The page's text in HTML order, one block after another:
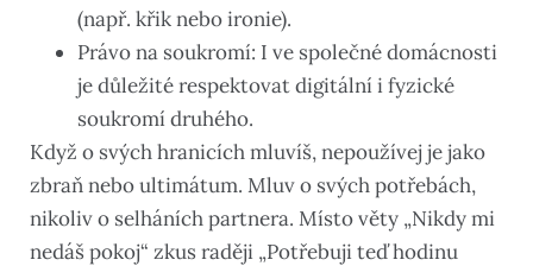
(např. křik nebo ironie).
Právo na soukromí: I ve společné domácnosti
je důležité respektovat digitální i fyzické
soukromí druhého.
Když o svých hranicích mluvíš, nepoužívej je jako
zbraň nebo ultimátum. Mluv o svých potřebách,
nikoliv o selháních partnera. Místo věty „Nikdy mi
nedáš pokoj“ zkus raději „Potřebuji teď hodinu